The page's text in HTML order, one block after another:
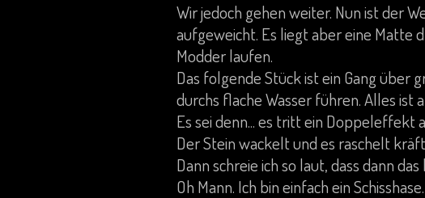
Wir jedoch gehen weiter. Nun ist der
aufgeweicht. Es liegt aber eine Matte
Modder laufen.
Das folgende Stück ist ein Gang über
durchs flache Wasser führen. Alles ist
Es sei denn... es tritt ein Doppeleffekt
Der Stein wackelt und es raschelt
Dann schreie ich so laut, dass dann
Oh Mann. Ich bin einfach ein Schisshase.